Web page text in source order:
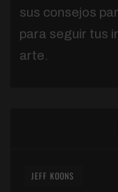
sus consejos
para seguir tus
arte.
JEFF KOONS